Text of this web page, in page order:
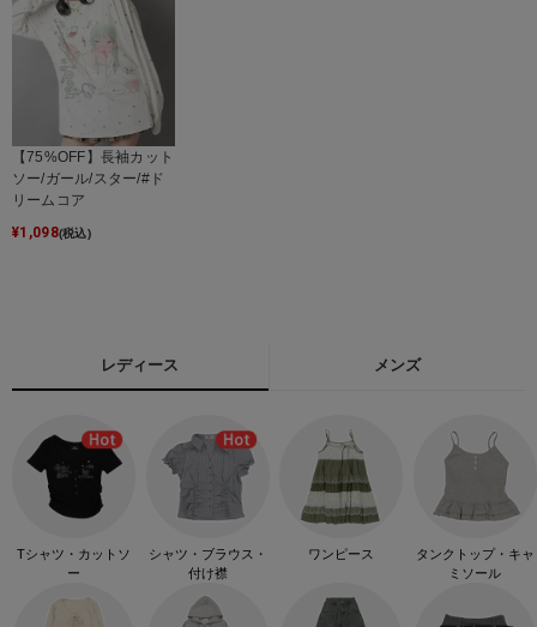
【75%OFF】長袖カット
ソー/ガール/スター/#ド
リームコア
¥1,098(税込)
レディース メンズ
Tシャツ・カットソ
ー
シャツ・ブラウス・
付け襟
ワンピース
タンクトップ・キャ
ミソール